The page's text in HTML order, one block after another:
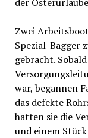
Zwei
Spezial-Bagger
gebracht.
war, begannen
das defekte
hatten sie die
und einem